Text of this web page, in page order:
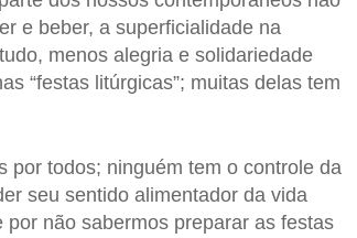
e beber, a superficialidade na
menos alegria e solidariedade
“festas litúrgicas”; muitas delas tem
todos; ninguém tem o controle da
seu sentido alimentador da vida
não sabermos preparar as festas